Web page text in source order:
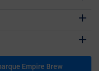
Empire Brew